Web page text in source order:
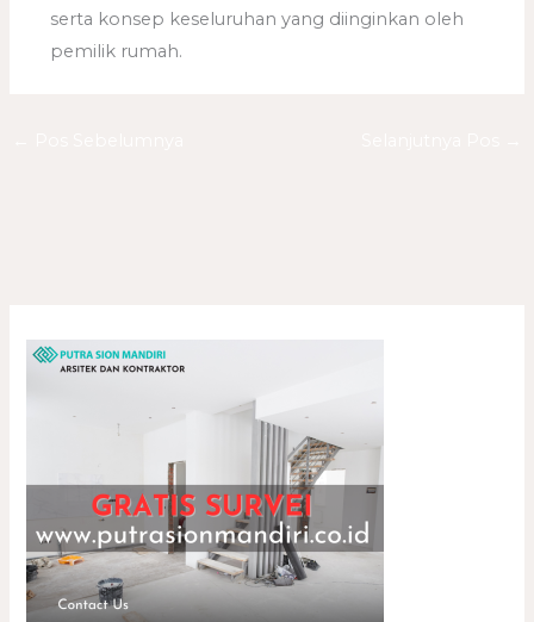
serta konsep keseluruhan yang diinginkan oleh
pemilik rumah.